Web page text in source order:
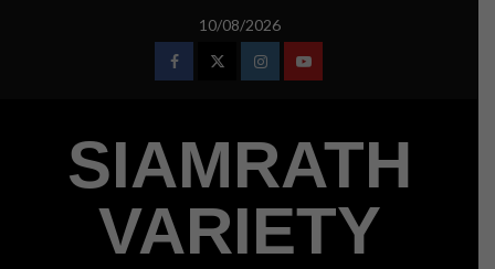
10/08/2026
FacebookTwitterInstagramYoutube
SIAMRATH
VARIETY